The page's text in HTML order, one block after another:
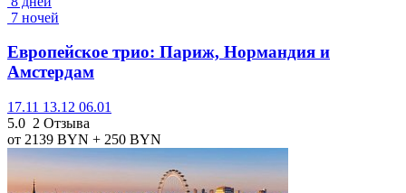
7 ночей
Европейское трио: Париж, Нормандия и
Амстердам
17.11 13.12 06.01
5.0 2 Отзыва
от 2139 BYN + 250 BYN